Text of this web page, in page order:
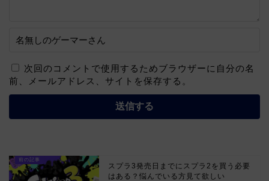
次回のコメントで使用するためブラウザーに自分の名
前、メールアドレス、サイトを保存する。
スプラ3発売日までにスプラ2を買う必要
はある？悩んでいる方見て欲しい